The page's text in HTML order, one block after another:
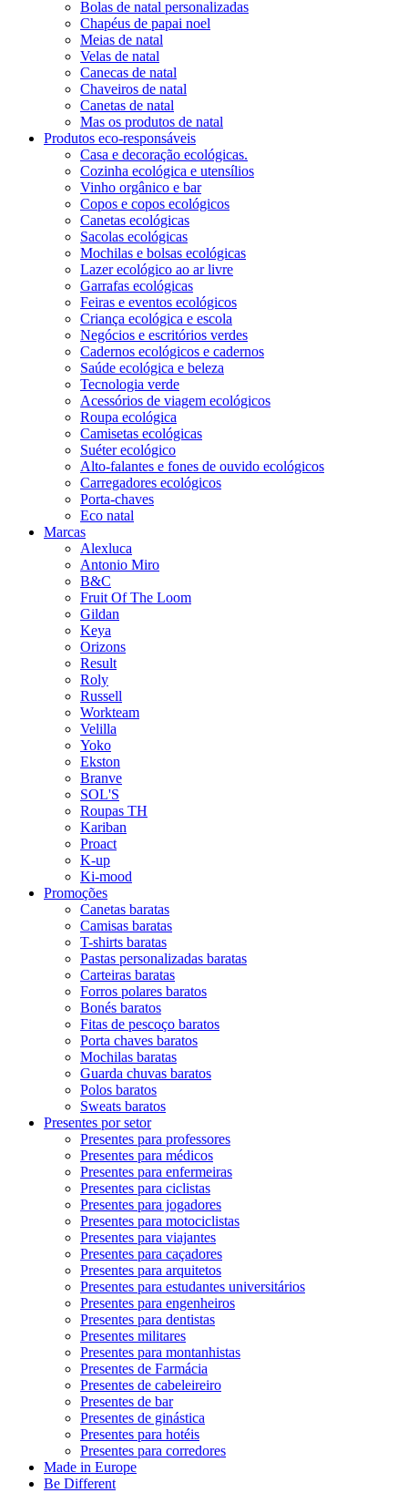
Bolas de natal personalizadas
Chapéus de papai noel
Meias de natal
Velas de natal
Canecas de natal
Chaveiros de natal
Canetas de natal
Mas os produtos de natal
Produtos eco-responsáveis
Casa e decoração ecológicas.
Cozinha ecológica e utensílios
Vinho orgânico e bar
Copos e copos ecológicos
Canetas ecológicas
Sacolas ecológicas
Mochilas e bolsas ecológicas
Lazer ecológico ao ar livre
Garrafas ecológicas
Feiras e eventos ecológicos
Criança ecológica e escola
Negócios e escritórios verdes
Cadernos ecológicos e cadernos
Saúde ecológica e beleza
Tecnologia verde
Acessórios de viagem ecológicos
Roupa ecológica
Camisetas ecológicas
Suéter ecológico
Alto-falantes e fones de ouvido ecológicos
Carregadores ecológicos
Porta-chaves
Eco natal
Marcas
Alexluca
Antonio Miro
B&C
Fruit Of The Loom
Gildan
Keya
Orizons
Result
Roly
Russell
Workteam
Velilla
Yoko
Ekston
Branve
SOL'S
Roupas TH
Kariban
Proact
K-up
Ki-mood
Promoções
Canetas baratas
Camisas baratas
T-shirts baratas
Pastas personalizadas baratas
Carteiras baratas
Forros polares baratos
Bonés baratos
Fitas de pescoço baratos
Porta chaves baratos
Mochilas baratas
Guarda chuvas baratos
Polos baratos
Sweats baratos
Presentes por setor
Presentes para professores
Presentes para médicos
Presentes para enfermeiras
Presentes para ciclistas
Presentes para jogadores
Presentes para motociclistas
Presentes para viajantes
Presentes para caçadores
Presentes para arquitetos
Presentes para estudantes universitários
Presentes para engenheiros
Presentes para dentistas
Presentes militares
Presentes para montanhistas
Presentes de Farmácia
Presentes de cabeleireiro
Presentes de bar
Presentes de ginástica
Presentes para hotéis
Presentes para corredores
Made in Europe
Be Different